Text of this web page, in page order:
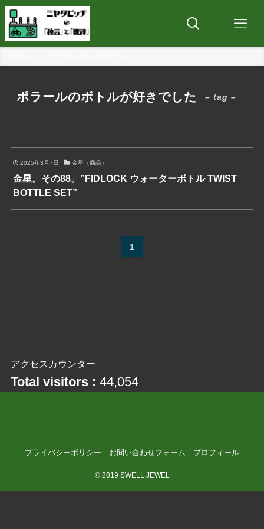
ポラールのボトルが好きでした – tag –
2025年3月7日 金星（商品）
金星。その88。”FIDLOCK ウォーターボトル TWIST
BOTTLE SET”
1
アクセスカウンター
Total visitors : 44,054
プライバシーポリシー お問い合わせフォーム プロフィール
©2019 SWELL JEWEL